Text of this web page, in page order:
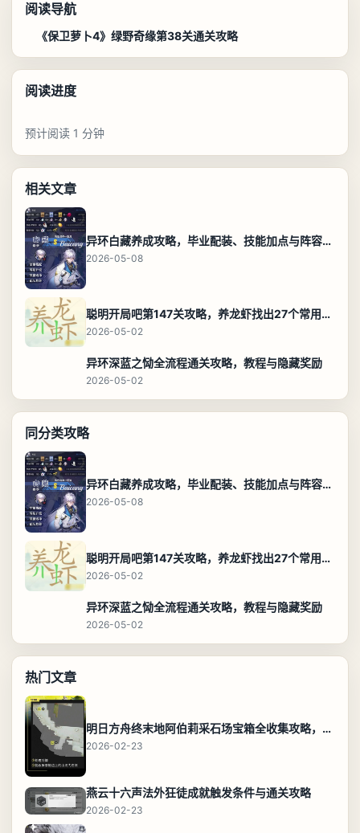
阅读导航
《保卫萝卜4》绿野奇缘第38关通关攻略
阅读进度
预计阅读 1 分钟
相关文章
异环白藏养成攻略，毕业配装、技能加点与阵容搭配保姆级解析
2026-05-08
聪明开局吧第147关攻略，养龙虾找出27个常用字通关答案
2026-05-02
异环深蓝之恸全流程通关攻略，教程与隐藏奖励
2026-05-02
同分类攻略
异环白藏养成攻略，毕业配装、技能加点与阵容搭配保姆级解析
2026-05-08
聪明开局吧第147关攻略，养龙虾找出27个常用字通关答案
2026-05-02
异环深蓝之恸全流程通关攻略，教程与隐藏奖励
2026-05-02
热门文章
明日方舟终末地阿伯莉采石场宝箱全收集攻略，全点位分布图与路线
2026-02-23
燕云十六声法外狂徒成就触发条件与通关攻略
2026-02-23